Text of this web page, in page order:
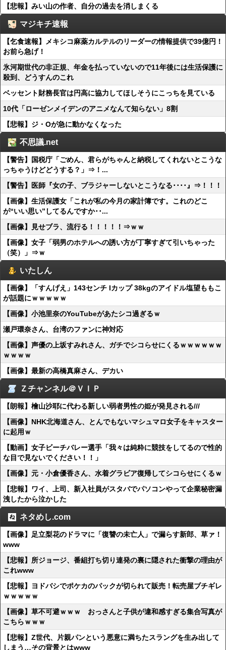
【悲報】みい山の作者、自分の過去を消しまくる
マジキチ速報
【乞食速報】メキシコ麻薬カルテルのリーダーの情報提供で39億円！
お前ら急げ！
氷河期世代の非正規、年金を払っていないので11年後には生活保護に
殺到、どうすんのこれ
ベッセント財務長官は円高に協力してほしそうにこっちを見ている
10代「ローゼンメイデンのアニメなんて知らない」8割
【悲報】ジ・Oが急に動かなくなった
不思議.net
【警告】国税庁「ごめん、君らがちゃんと納税してくれないとこうな
っちゃうけどどうする？」⇒！...
【警告】医師『女の子、ブラジャーしないとこうなる････』⇒！！！
【画像】生活保護女「これが私の今月の家計簿です。これのどこ
が“いい思い”してるんですか･･...
【画像】見せブラ、流行る！！！！！⇒ｗｗ
【画像】女子「弱男のホテルへの誘い方が丁寧すぎて引いちゃった
（笑）」⇒ｗ
いたしん
【画像】「すんげえ」143センチ Iカップ 38kgのアイドル塩望ももこ
が話題にｗｗｗｗｗ
【画像】小池里奈のYouTubeがあたシコ過ぎるｗ
瀬戸環奈さん、台湾のファンに神対応
【画像】声優の上坂すみれさん、ガチでシコらせにくるｗｗｗｗｗｗ
ｗｗｗｗ
【画像】最新の高橋真麻さん、デカい
Ｚチャンネル＠ＶＩＰ
【朗報】檜山沙耶に代わる新しい弱者男性の姫が発見される///
【画像】NHK北海道さん、とんでもないマシュマロ女子をキャスター
に起用ｗ
【動画】女子ビーチバレー選手「我々は純粋に競技をしてるので性的
な目で見ないでください！！」
【画像】元・小倉優香さん、水着グラビア復帰してシコらせにくるｗ
【悲報】ワイ、上司、新入社員がスタバでパソコンやって企業秘密漏
洩したから泣かした
ネタめし.com
【画像】足立梨花のドラマに「復讐の未亡人」で漏らす新郎、草ァ！
www
【悲報】所ジョージ、番組打ち切り連発の裏に隠された衝撃の理由が
これwww
【悲報】ヨドバシでポケカのパックが切られて販売！転売屋ブチギレ
ｗｗｗｗｗ
【画像】草不可避ｗｗｗ おっさんと子供が違和感すぎる集合写真が
こちらｗｗｗ
【悲報】Z世代、片親パンという悪意に満ちたスラングを生み出して
しまう…その背景とはwww